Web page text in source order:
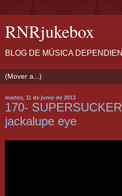
RNRjukebox
BLOG DE MÚSICA
martes, 11 de junio de 2013
170-
jackalupe eye